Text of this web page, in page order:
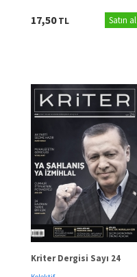
17,50TL Satın al
Kriter Dergisi Sayı 24